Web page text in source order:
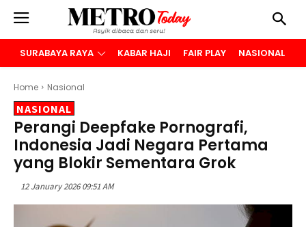
SURABAYA RAYA KABAR HAJI FAIR PLAY NASIONAL
Home Nasional
NASIONAL
Perangi Deepfake Pornografi,
Indonesia Jadi Negara Pertama
yang Blokir Sementara Grok
12 January 2026 09:51 AM